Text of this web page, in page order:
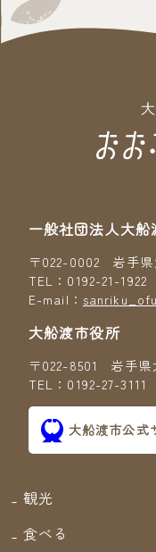
一般社団法人大
〒022-0002 岩手県
TEL：0192-21-
E-mail：
大船渡市役所
〒022-8501 岩手県
TEL：0192-27-
大船渡市公式
観光
食べる